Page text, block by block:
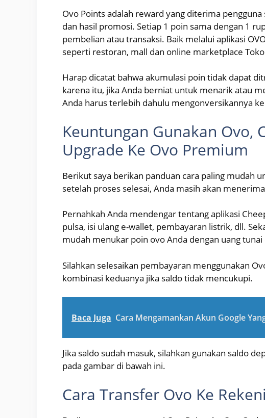
Ovo Points adalah reward yang diterima
dan hasil promosi. Setiap 1 poin sama dengan 1
pembelian atau transaksi. Baik melalui aplikasi
seperti restoran, mall dan online marketplace
Harap dicatat bahwa akumulasi poin tidak dapat
karena itu, jika Anda berniat untuk menarik atau
Anda harus terlebih dahulu mengonversikannya ke
Keuntungan Gunakan Ovo,
Upgrade Ke Ovo Premium
Berikut saya berikan panduan cara paling mudah
setelah proses selesai, Anda masih akan
Pernahkah Anda mendengar tentang aplikasi
pulsa, isi ulang e-wallet, pembayaran listrik, dll.
mudah menukar poin ovo Anda dengan uang tunai
Silahkan selesaikan pembayaran menggunakan
kombinasi keduanya jika saldo tidak mencukupi.
Baca Juga Cara Mengamankan Akun Google
Jika saldo sudah masuk, silahkan gunakan saldo
pada gambar di bawah ini.
Cara Transfer Ovo Ke